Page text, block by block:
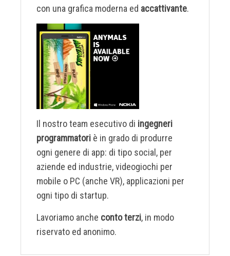
con una grafica moderna ed accattivante.
Il nostro team esecutivo di ingegneri
programmatori è in grado di produrre
ogni genere di app: di tipo social, per
aziende ed industrie, videogiochi per
mobile o PC (anche VR), applicazioni per
ogni tipo di startup.
Lavoriamo anche conto terzi, in modo
riservato ed anonimo.